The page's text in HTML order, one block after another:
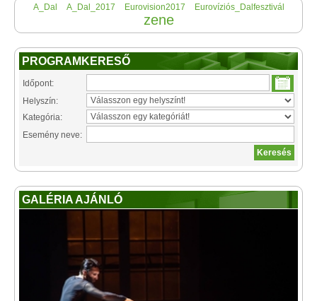
A_Dal A_Dal_2017 Eurovision2017 Eurovíziós_Dalfesztivál
zene
PROGRAMKERESŐ
Időpont:
Helyszín:
Kategória:
Esemény neve:
GALÉRIA AJÁNLÓ